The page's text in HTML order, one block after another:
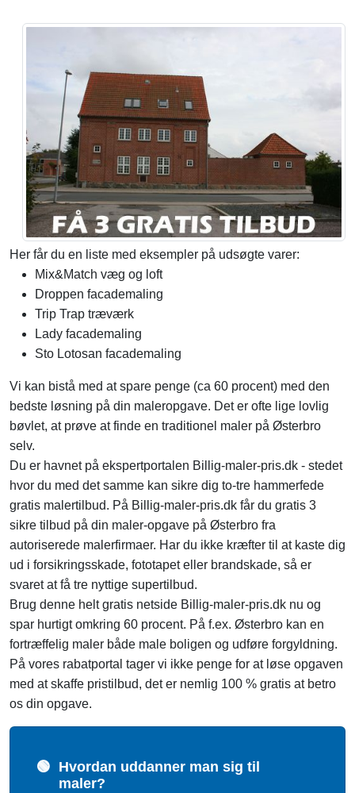
Her får du en liste med eksempler på udsøgte varer:
Mix&Match væg og loft
Droppen facademaling
Trip Trap træværk
Lady facademaling
Sto Lotosan facademaling
Vi kan bistå med at spare penge (ca 60 procent) med den
bedste løsning på din maleropgave. Det er ofte lige lovlig
bøvlet, at prøve at finde en traditionel maler på Østerbro
selv.
Du er havnet på ekspertportalen Billig-maler-pris.dk - stedet
hvor du med det samme kan sikre dig to-tre hammerfede
gratis malertilbud. På Billig-maler-pris.dk får du gratis 3
sikre tilbud på din maler-opgave på Østerbro fra
autoriserede malerfirmaer. Har du ikke kræfter til at kaste dig
ud i forsikringsskade, fototapet eller brandskade, så er
svaret at få tre nyttige supertilbud.
Brug denne helt gratis netside Billig-maler-pris.dk nu og
spar hurtigt omkring 60 procent. På f.ex. Østerbro kan en
fortræffelig maler både male boligen og udføre forgyldning.
På vores rabatportal tager vi ikke penge for at løse opgaven
med at skaffe pristilbud, det er nemlig 100 % gratis at betro
os din opgave.
🟢 Hvordan uddanner man sig til
maler?